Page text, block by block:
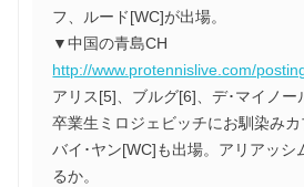
フ、ルード[WC]が出場。
▼中国の青島CH
http://www.protennislive.com/
アリス[5]、ブルグ[6]、デ･マイノー
卒業生ミロジェビッチにお馴染み
バイ･ヤン[WC]も出場。アリアッシ
るか。